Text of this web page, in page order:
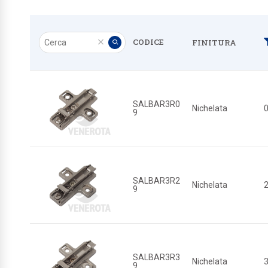
Applica
Pulisci CODICE FINITURA
SALBAR3R0
9
Nichelata
SALBAR3R2
9
Nichelata
SALBAR3R3
9
Nichelata